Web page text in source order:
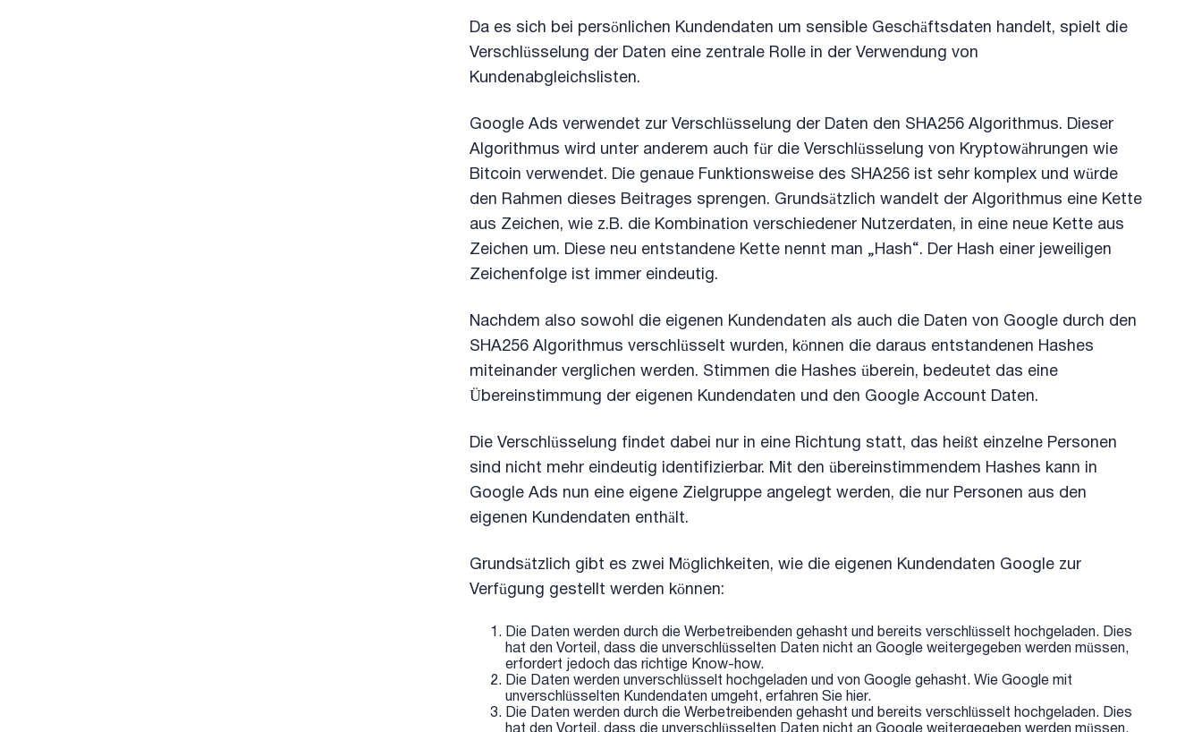
Da es sich bei persönlichen Kundendaten um sensible Geschäftsdaten handelt, spielt die
Verschlüsselung der Daten eine zentrale Rolle in der Verwendung von
Kundenabgleichslisten.
Google Ads verwendet zur Verschlüsselung der Daten den SHA256 Algorithmus. Dieser
Algorithmus wird unter anderem auch für die Verschlüsselung von Kryptowährungen wie
Bitcoin verwendet. Die genaue Funktionsweise des SHA256 ist sehr komplex und würde
den Rahmen dieses Beitrages sprengen. Grundsätzlich wandelt der Algorithmus eine Kette
aus Zeichen, wie z.B. die Kombination verschiedener Nutzerdaten, in eine neue Kette aus
Zeichen um. Diese neu entstandene Kette nennt man „Hash“. Der Hash einer jeweiligen
Zeichenfolge ist immer eindeutig.
Nachdem also sowohl die eigenen Kundendaten als auch die Daten von Google durch den
SHA256 Algorithmus verschlüsselt wurden, können die daraus entstandenen Hashes
miteinander verglichen werden. Stimmen die Hashes überein, bedeutet das eine
Übereinstimmung der eigenen Kundendaten und den Google Account Daten.
Die Verschlüsselung findet dabei nur in eine Richtung statt, das heißt einzelne Personen
sind nicht mehr eindeutig identifizierbar. Mit den übereinstimmendem Hashes kann in
Google Ads nun eine eigene Zielgruppe angelegt werden, die nur Personen aus den
eigenen Kundendaten enthält.
Grundsätzlich gibt es zwei Möglichkeiten, wie die eigenen Kundendaten Google zur
Verfügung gestellt werden können:
Die Daten werden durch die Werbetreibenden gehasht und bereits verschlüsselt hochgeladen. Dies
hat den Vorteil, dass die unverschlüsselten Daten nicht an Google weitergegeben werden müssen,
erfordert jedoch das richtige Know-how.
Die Daten werden unverschlüsselt hochgeladen und von Google gehasht. Wie Google mit
unverschlüsselten Kundendaten umgeht, erfahren Sie hier.
Die Daten werden durch die Werbetreibenden gehasht und bereits verschlüsselt hochgeladen. Dies
hat den Vorteil, dass die unverschlüsselten Daten nicht an Google weitergegeben werden müssen,